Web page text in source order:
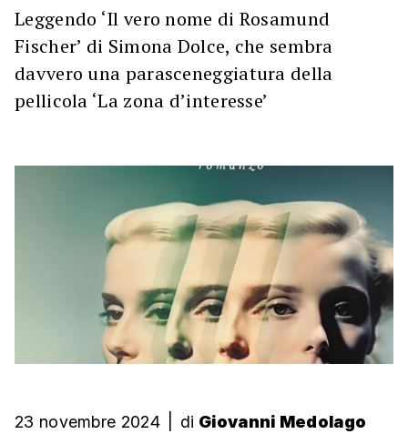
Leggendo ‘Il vero nome di Rosamund
Fischer’ di Simona Dolce, che sembra
davvero una parasceneggiatura della
pellicola ‘La zona d’interesse’
23 novembre 2024 di Giovanni Medolago